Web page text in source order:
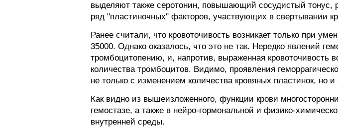
выделяют также серотонин, повышающий сосудистый тонус,
ряд "пластиночных" факторов, участвующих в свертывании
Ранее считали, что кровоточивость возникает только при
35000. Однако оказалось, что это не так. Нередко явлений
тромбоцитопению, и, напротив, выраженная кровоточивость
количества тромбоцитов. Видимо, проявления
не только с изменением количества кровяных пластинок, но
Как видно из вышеизложенного, функции крови
гемостазе, а также в нейро-гормональной и физико-
внутренней среды.